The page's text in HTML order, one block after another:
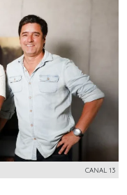
CANAL 13